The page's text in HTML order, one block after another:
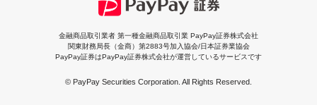
金融商品取引業者 第一種金融商品取引業 PayPay証券株式会社
関東財務局長（金商）第2883号加入協会/日本証券業協会
PayPay証券はPayPay証券株式会社が運営しているサービスです
© PayPay Securities Corporation. All Rights Reserved.